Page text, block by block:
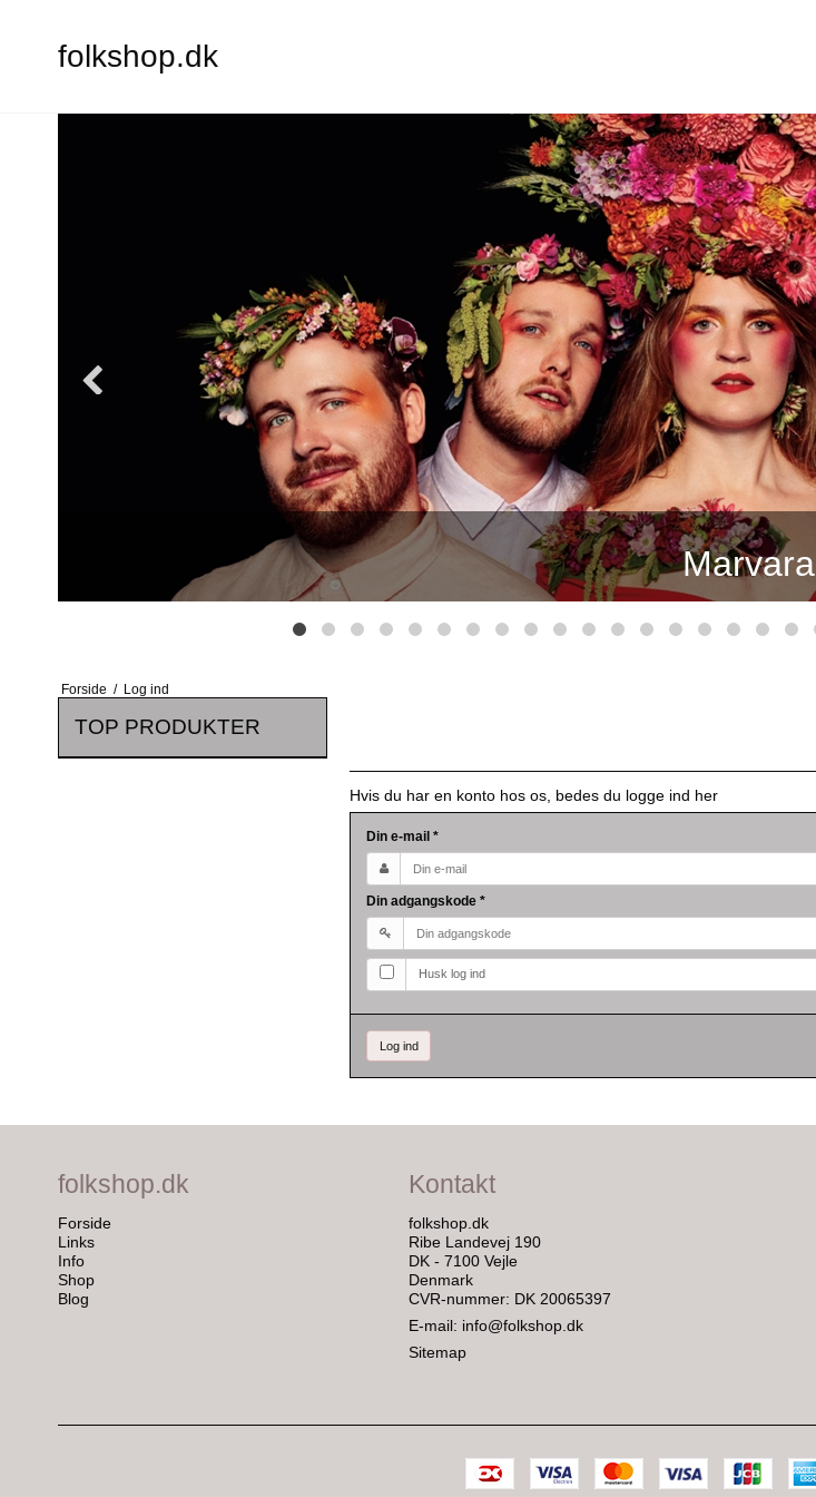
folkshop.dk
Marvara
Forside / Log ind
TOP PRODUKTER
Hvis du har en konto hos os, bedes du logge ind her
Din e-mail*
Din adgangskode*
Husk log ind
Log ind
folkshop.dk
Forside
Links
Info
Shop
Blog
Kontakt
folkshop.dk
Ribe Landevej 190
DK - 7100 Vejle
Denmark
CVR-nummer: DK 20065397
E-mail: info@folkshop.dk
Sitemap